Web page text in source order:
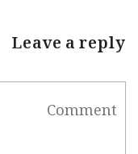
Leave a reply